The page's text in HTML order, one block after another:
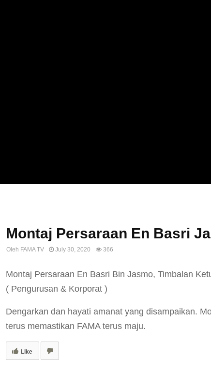
Montaj Persaraan En Basri
Oleh FAMA TV July 30, 2020 366
Montaj Persaraan En Basri Bin Jasmo, Timbalan
( Pengurusan & Korporat )
Dengarkan dan hayati amanat yang disampaikan.
terus memastikan FAMA terus maju.
Like